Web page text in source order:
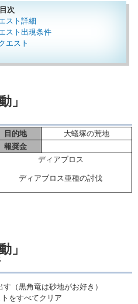
目次
スト詳細
スト出現条件
エスト
」
目的地
大蟻塚の荒地
報奨金
ディアブロス
ディアブロス亜種の討伐
」
（黒角竜は砂地がお好き）
をすべてクリア